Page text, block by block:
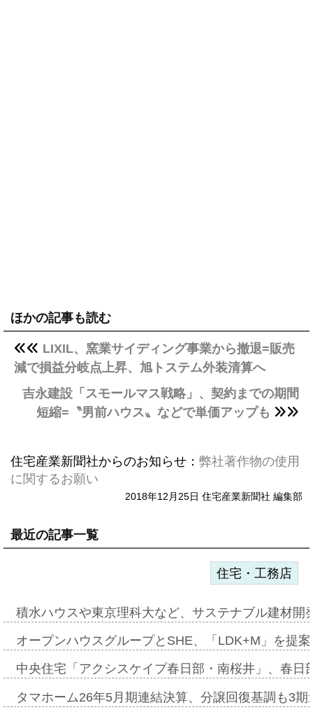
ほかの記事も読む
LIXIL、窯業サイディング事業から撤退=販売
減で損益分岐点上昇、旭トステム外装清算へ
吉永建設「スモールマス戦略」、契約までの期間
短縮=〝男前ハウス〟などで単価アップも
住宅産業新聞社からのお知らせ： 弊社著作物の使用
に関するお願い
2018年12月25日 住宅産業新聞社 編集部
最近の記事一覧
住宅・工務店
積水ハウスや東京理科大など、サステナブル建材
オープンハウスグループとSHE、「LDK+M」を提
中央住宅「アクシスケイプ春日部・南桜井」、春
タマホーム26年5月期連結決算、分譲回復基調も3